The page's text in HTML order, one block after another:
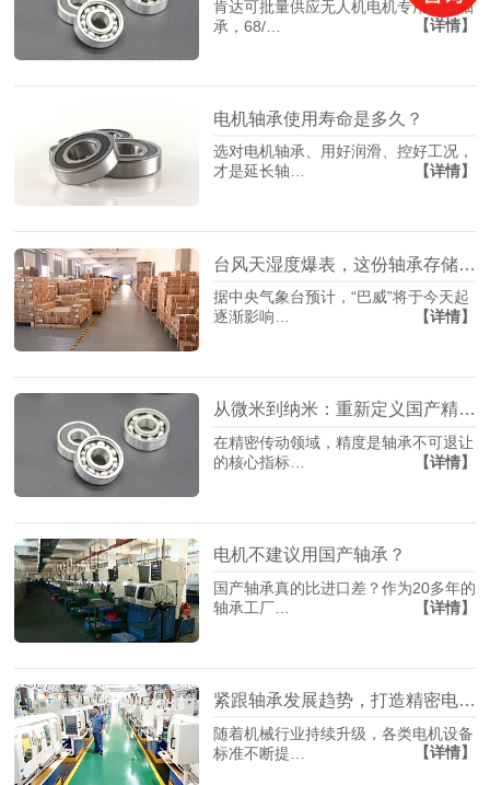
肯达可批量供应无人机电机专用精密轴
承，68/…
【详情】
电机轴承使用寿命是多久？
选对电机轴承、用好润滑、控好工况，
才是延长轴…
【详情】
据中央气象台预计，“巴威”将于今天起
逐渐影响…
【详情】
从微米到纳米：重新定义国产精密轴承制造
在精密传动领域，精度是轴承不可退让
的核心指标…
【详情】
电机不建议用国产轴承？
国产轴承真的比进口差？作为20多年的
轴承工厂…
【详情】
紧跟轴承发展趋势，打造精密电机轴承
随着机械行业持续升级，各类电机设备
标准不断提…
【详情】